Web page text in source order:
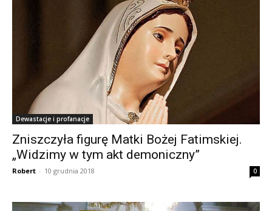
Dewastacje i profanacje
Zniszczyła figurę Matki Bożej Fatimskiej.
„Widzimy w tym akt demoniczny”
Robert - 10 grudnia 2018 0